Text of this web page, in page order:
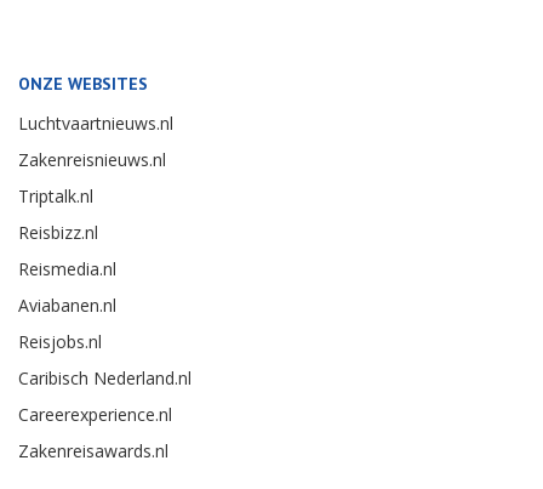
ONZE WEBSITES
Luchtvaartnieuws.nl
Zakenreisnieuws.nl
Triptalk.nl
Reisbizz.nl
Reismedia.nl
Aviabanen.nl
Reisjobs.nl
Caribisch Nederland.nl
Careerexperience.nl
Zakenreisawards.nl